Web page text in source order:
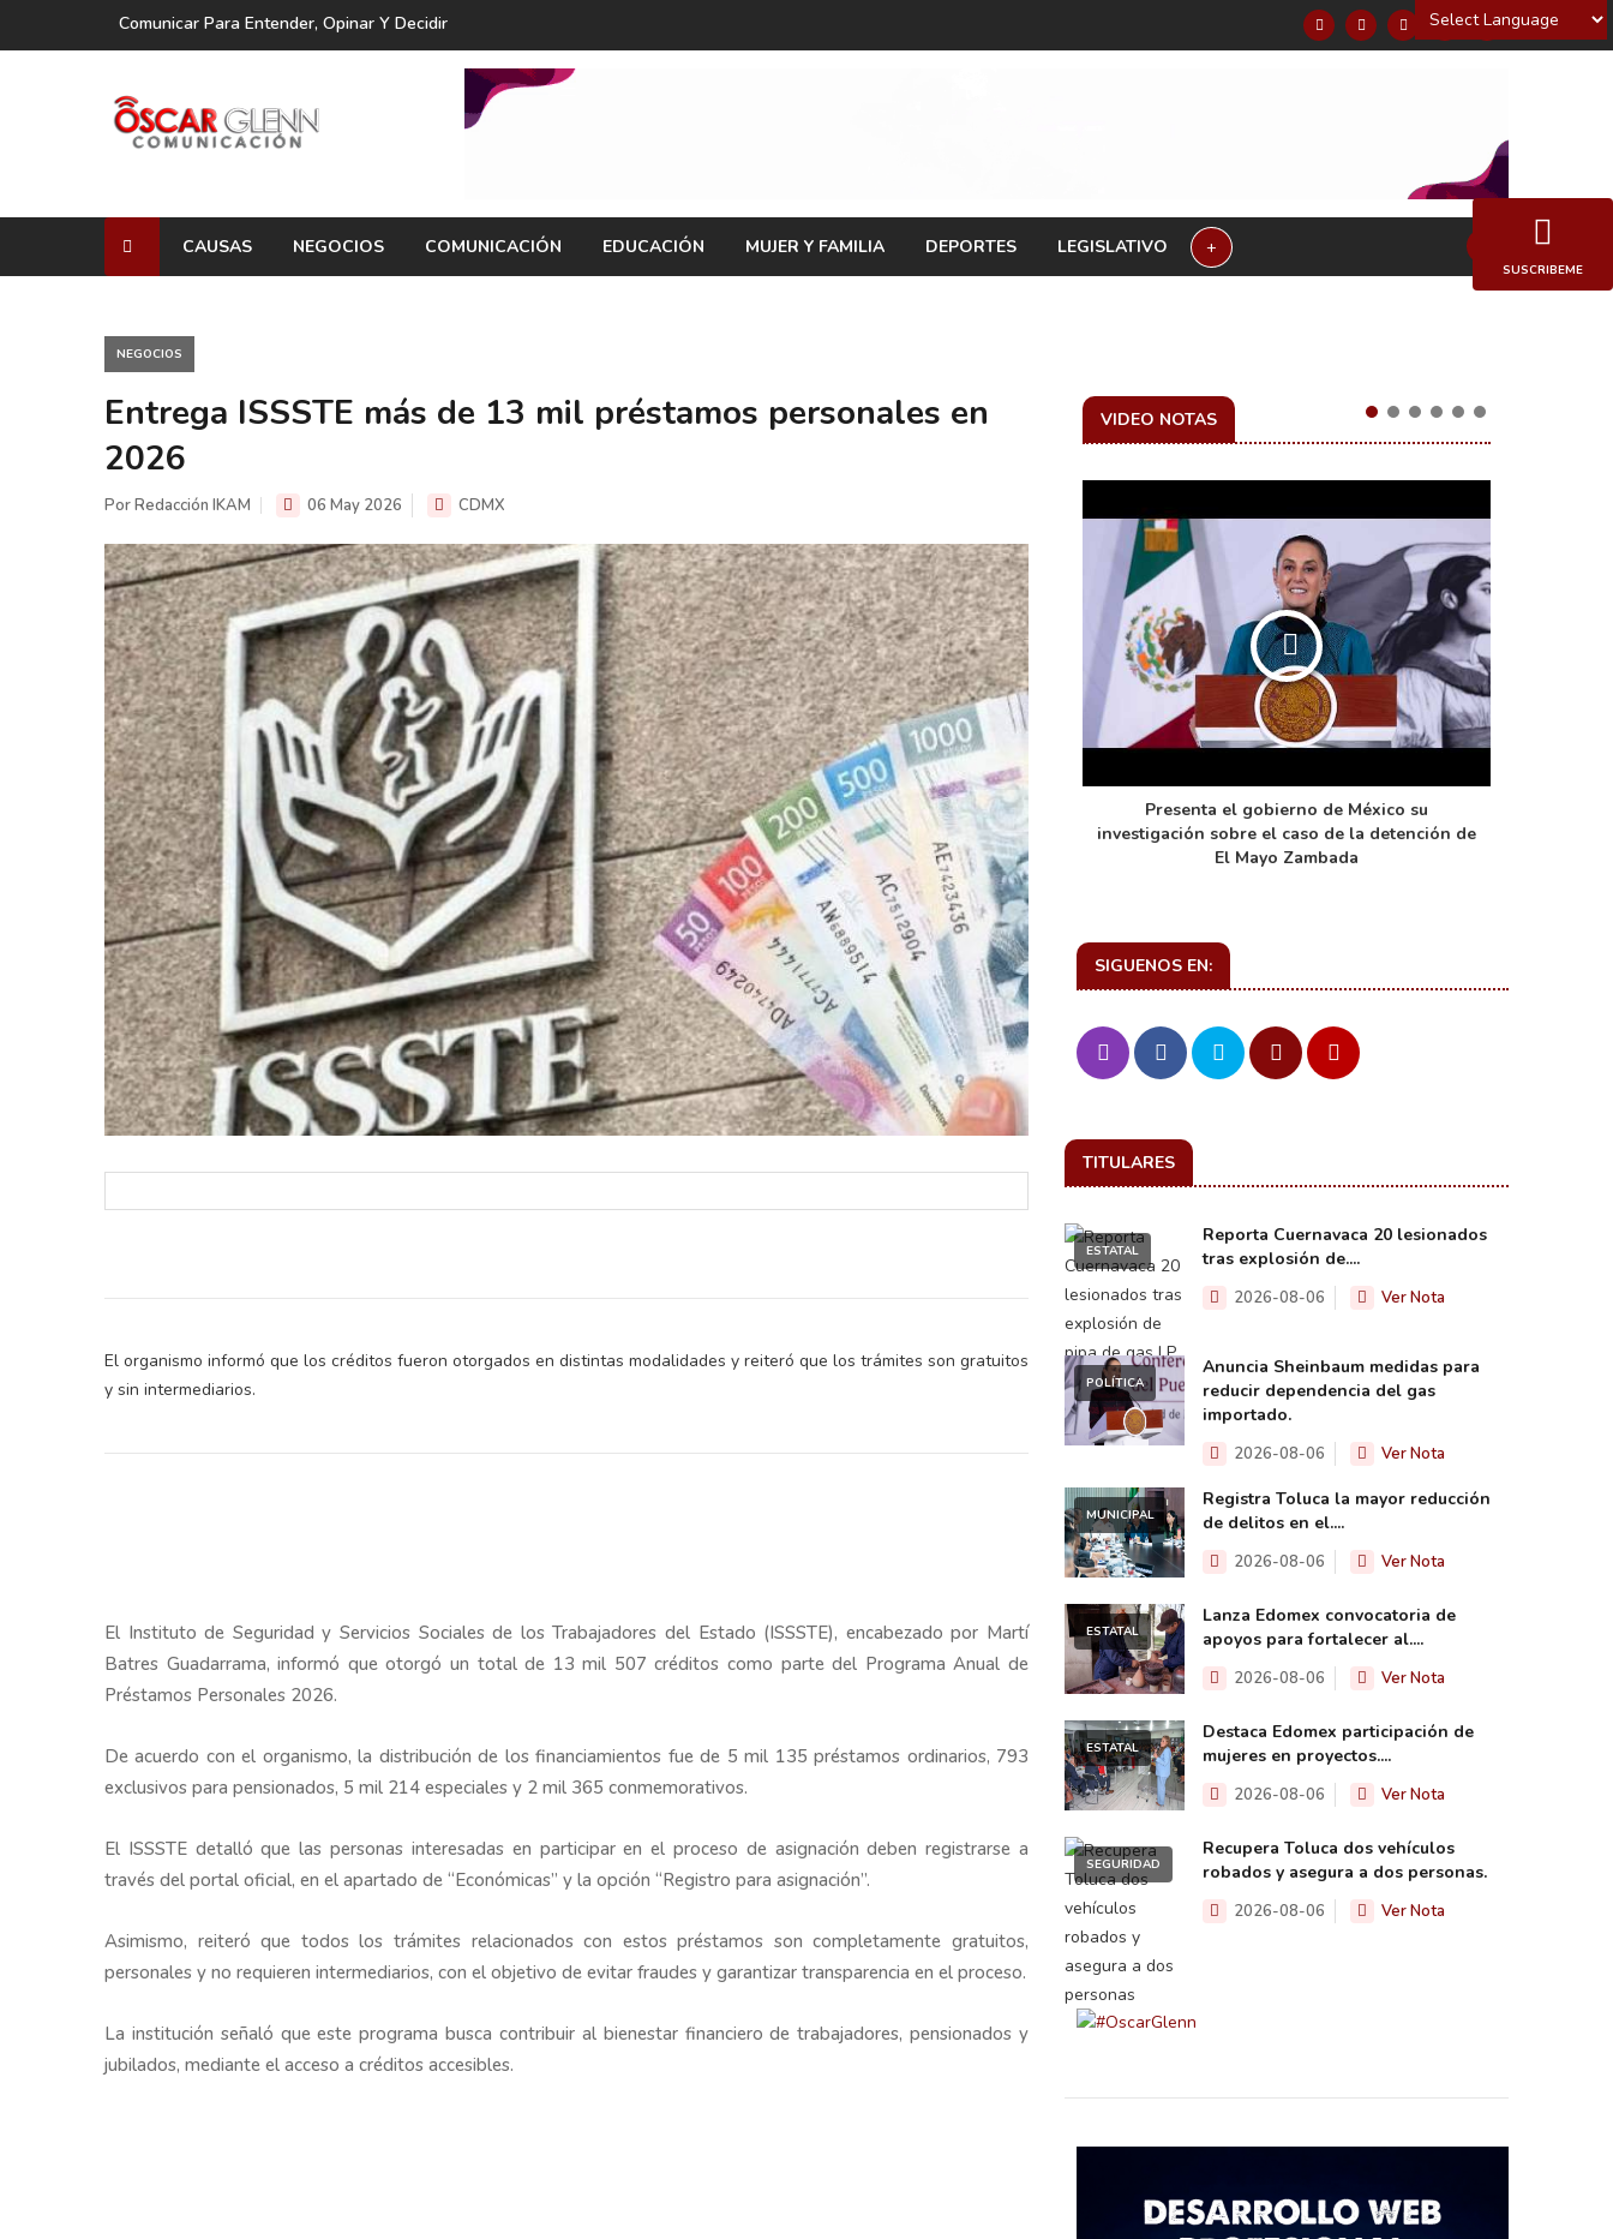
Powered by
Comunicar Para Entender, Opinar Y Decidir
CAUSAS NEGOCIOS COMUNICACIÓN EDUCACIÓN MUJER Y FAMILIA DEPORTES LEGISLATIVO +
NEGOCIOS
Entrega ISSSTE más de 13 mil préstamos personales en
2026
Por Redacción IKAM 06 May 2026 CDMX
El organismo informó que los créditos fueron otorgados en distintas modalidades y reiteró que los trámites son gratuitos
y sin intermediarios.
El Instituto de Seguridad y Servicios Sociales de los Trabajadores del Estado (ISSSTE), encabezado por Martí
Batres Guadarrama, informó que otorgó un total de 13 mil 507 créditos como parte del Programa Anual de
Préstamos Personales 2026.
De acuerdo con el organismo, la distribución de los financiamientos fue de 5 mil 135 préstamos ordinarios, 793
exclusivos para pensionados, 5 mil 214 especiales y 2 mil 365 conmemorativos.
El ISSSTE detalló que las personas interesadas en participar en el proceso de asignación deben registrarse a
través del portal oficial, en el apartado de “Económicas” y la opción “Registro para asignación”.
Asimismo, reiteró que todos los trámites relacionados con estos préstamos son completamente gratuitos,
personales y no requieren intermediarios, con el objetivo de evitar fraudes y garantizar transparencia en el proceso.
La institución señaló que este programa busca contribuir al bienestar financiero de trabajadores, pensionados y
jubilados, mediante el acceso a créditos accesibles.
VIDEO NOTAS
en el ejercicio de sus
electorales
Y salió la propuesta de Reforma Electoral de
la Presidenta Sheinbaum
Informa el gobierno federal cómo fue el
operativo de captura de "El Mencho" y sus
reacciones en Jalisco
Presenta el gobierno de México su
investigación sobre el caso de la detención de
El Mayo Zambada
SIGUENOS EN:
TITULARES
ESTATAL
Reporta Cuernavaca 20 lesionados
tras explosión de....
2026-08-06 Ver Nota
POLÍTICA
Anuncia Sheinbaum medidas para
reducir dependencia del gas
importado.
2026-08-06 Ver Nota
MUNICIPAL
Registra Toluca la mayor reducción
de delitos en el....
2026-08-06 Ver Nota
ESTATAL
Lanza Edomex convocatoria de
apoyos para fortalecer al....
2026-08-06 Ver Nota
ESTATAL
Destaca Edomex participación de
mujeres en proyectos....
2026-08-06 Ver Nota
SEGURIDAD
Recupera Toluca dos vehículos
robados y asegura a dos personas.
2026-08-06 Ver Nota
SUSCRIBEME